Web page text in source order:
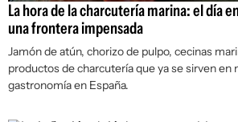
La hora de la charcutería marina: el día
una frontera impensada
Jamón de atún, chorizo de pulpo, cecinas
productos de charcutería que ya se sirven en
gastronomía en España.